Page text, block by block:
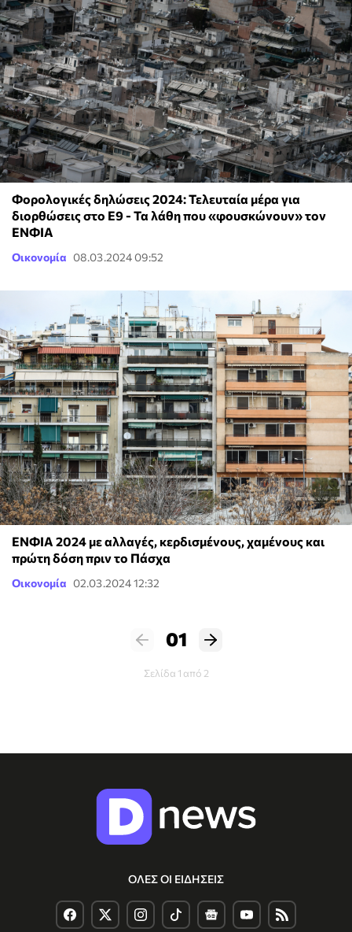
Φορολογικές δηλώσεις 2024: Τελευταία μέρα για
διορθώσεις στο Ε9 - Τα λάθη που «φουσκώνουν» τον
ΕΝΦΙΑ
Οικονομία 08.03.2024 09:52
ΕΝΦΙΑ 2024 με αλλαγές, κερδισμένους, χαμένους και
πρώτη δόση πριν το Πάσχα
Οικονομία 02.03.2024 12:32
01
Σελίδα 1 από 2
ΟΛΕΣ ΟΙ ΕΙΔΗΣΕΙΣ